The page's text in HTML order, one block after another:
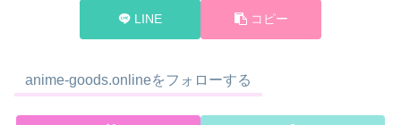
LINE コピー
anime-goods.onlineをフォローする